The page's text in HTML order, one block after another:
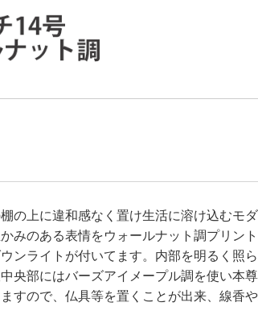
の上に違和感なく置け生活に溶け込むモダ
みのある表情をウォールナット調プリン
ンライトが付いてます。内部を明るく照
央部にはバーズアイメープル調を使い本
すので、仏具等を置くことが出来、線香